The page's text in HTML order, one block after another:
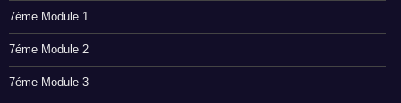
7éme Module 1
7éme Module 2
7éme Module 3